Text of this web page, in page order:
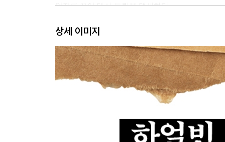
약지를 끊어 대한 독립을 맹세하다
뤼순 감옥으로
일제의 억지 재판을 받고
영웅의 마지막 순간
동양평화론
상세 이미지